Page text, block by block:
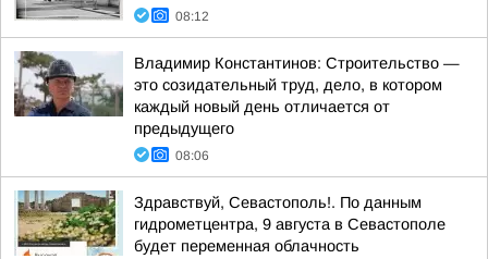
08:12
Владимир Константинов: Строительство —
это созидательный труд, дело, в котором
каждый новый день отличается от
предыдущего
08:06
Здравствуй, Севастополь!. По данным
гидрометцентра, 9 августа в Севастополе
будет переменная облачность